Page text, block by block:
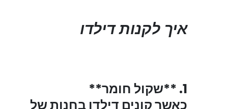
איך לקנות דילדו
1. **שקול חומר**
כאשר קונים דילדו בחנות של